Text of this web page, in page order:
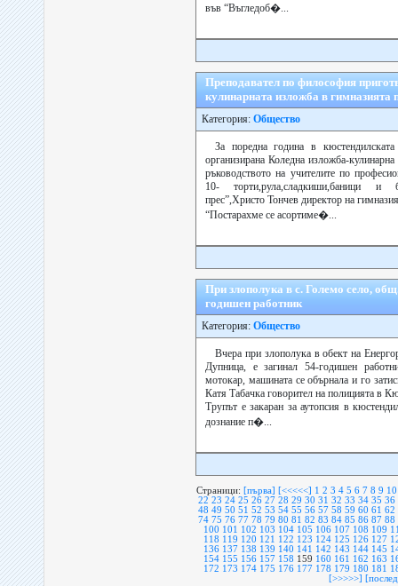
във “Въгледоб�...
Преподавател по философия
кулинарната изложба в гимназията
Категория: Общество
За поредна година в
организирана Коледна изложба-
ръководството на учителите по
10- торти,рула,сладкиши,баници и
прес”,Христо Тончев директор на
“Постарахме се асортиме�...
При злополука в с. Големо село,
годишен работник
Категория: Общество
Вчера при злополука в обект на
Дупница, е загинал 54-годишен
мотокар, машината се обърнала и го
Катя Табачка говорител на полицията в
Трупът е закаран за аутопсия в
дознание п�...
Страници: [първа] [<<<<<] 1 2 3 4 5 6 7 8 9 10
22 23 24 25 26 27 28 29 30 31 32 33 34 35 36
48 49 50 51 52 53 54 55 56 57 58 59 60 61 62
74 75 76 77 78 79 80 81 82 83 84 85 86 87 88
100 101 102 103 104 105 106 107 108 109
118 119 120 121 122 123 124 125 126 127
136 137 138 139 140 141 142 143 144 145
154 155 156 157 158 159 160 161 162 163
172 173 174 175 176 177 178 179 180 181
[>>>>>]